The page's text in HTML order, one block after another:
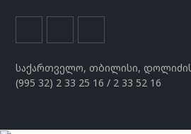
საქართველო, თბილისი, დოლიძის
(995 32) 2 33 25 16 / 2 33 52 16